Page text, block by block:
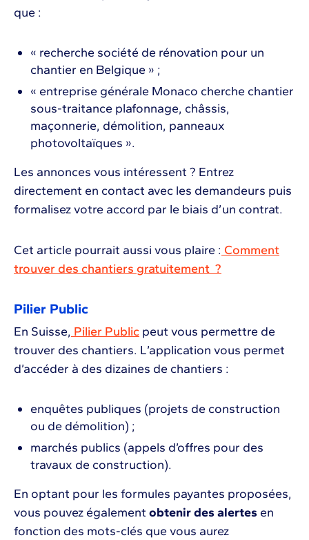
que :
« recherche société de rénovation pour un
chantier en Belgique » ;
« entreprise générale Monaco cherche chantier
sous-traitance plafonnage, châssis,
maçonnerie, démolition, panneaux
photovoltaïques ».
Les annonces vous intéressent ? Entrez
directement en contact avec les demandeurs puis
formalisez votre accord par le biais d’un contrat.
Cet article pourrait aussi vous plaire : Comment
trouver des chantiers gratuitement ?
Pilier Public
En Suisse, Pilier Public peut vous permettre de
trouver des chantiers. L’application vous permet
d’accéder à des dizaines de chantiers :
enquêtes publiques (projets de construction
ou de démolition) ;
marchés publics (appels d’offres pour des
travaux de construction).
En optant pour les formules payantes proposées,
vous pouvez également obtenir des alertes en
fonction des mots-clés que vous aurez